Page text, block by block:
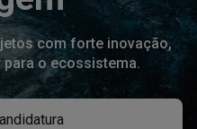
com forte inovação,
o ecossistema.